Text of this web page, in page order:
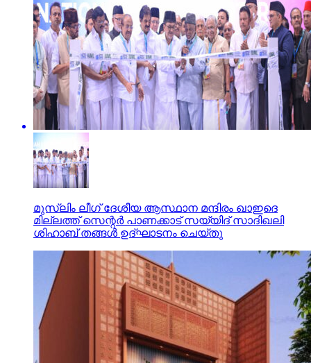
മുസ്‌ലിം ലീഗ് ദേശീയ ആസ്ഥാന മന്ദിരം ഖാഇദെ
മില്ലത്ത് സെന്റര്‍ പാണക്കാട് സയ്യിദ് സാദിഖലി
ശിഹാബ് തങ്ങള്‍ ഉദ്ഘാടനം ചെയ്തു